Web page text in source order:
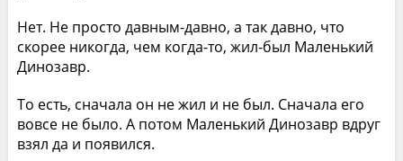
Нет. Не просто давным-давно, а так давно, что
скорее никогда, чем когда-то, жил-был Маленький
Динозавр.
То есть, сначала он не жил и не был. Сначала его
вовсе не было. А потом Маленький Динозавр вдруг
взял да и появился.